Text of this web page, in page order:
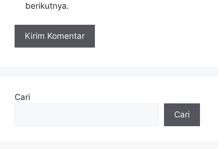
berikutnya.
Cari
Cari